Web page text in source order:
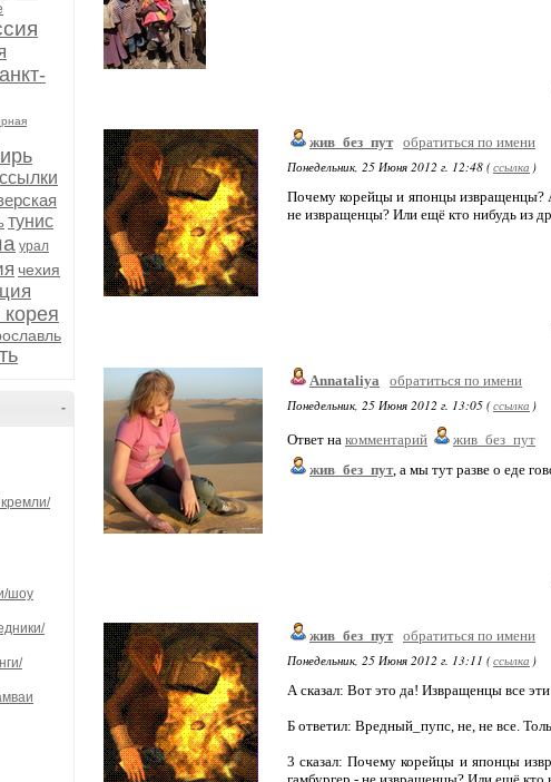
ссылки
тунис
урал
чехия
-
шоу
жив_без_пут обратиться по имени
Понедельник, 25 Июня 2012 г. 12:48 (ссылка )
Почему корейцы и японцы извращенцы?
не извращенцы? Или ещё кто нибудь из
Annataliya
обратиться по имени
Понедельник, 25 Июня 2012 г. 13:05 (ссылка )
Ответ на комментарий
жив_без_пут
жив_без_пут, а мы тут разве о еде
жив_без_пут обратиться по имени
Понедельник, 25 Июня 2012 г. 13:11 (ссылка )
А сказал: Вот это да! Извращенцы все
Б ответил: Вредный_пупс, не, не все.
3 сказал: Почему корейцы и японцы